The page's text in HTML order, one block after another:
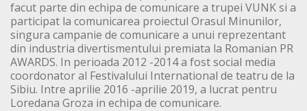
facut parte din echipa de comunicare a trupei VUNK si a
participat la comunicarea proiectul Orasul Minunilor,
singura campanie de comunicare a unui reprezentant
din industria divertismentului premiata la Romanian PR
AWARDS. In perioada 2012 -2014 a fost social media
coordonator al Festivalului International de teatru de la
Sibiu. Intre aprilie 2016 -aprilie 2019, a lucrat pentru
Loredana Groza in echipa de comunicare.